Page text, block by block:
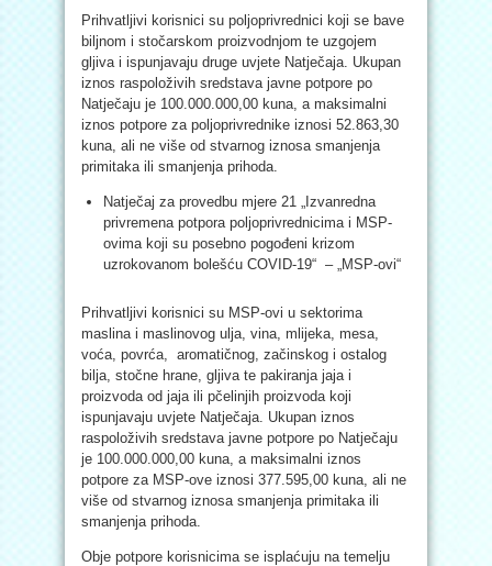
Prihvatljivi korisnici su poljoprivrednici koji se bave
biljnom i stočarskom proizvodnjom te uzgojem
gljiva i ispunjavaju druge uvjete Natječaja. Ukupan
iznos raspoloživih sredstava javne potpore po
Natječaju je 100.000.000,00 kuna, a maksimalni
iznos potpore za poljoprivrednike iznosi 52.863,30
kuna, ali ne više od stvarnog iznosa smanjenja
primitaka ili smanjenja prihoda.
Natječaj za provedbu mjere 21 „Izvanredna
privremena potpora poljoprivrednicima i MSP-
ovima koji su posebno pogođeni krizom
uzrokovanom bolešću COVID-19“ – „MSP-ovi“
Prihvatljivi korisnici su MSP-ovi u sektorima
maslina i maslinovog ulja, vina, mlijeka, mesa,
voća, povrća, aromatičnog, začinskog i ostalog
bilja, stočne hrane, gljiva te pakiranja jaja i
proizvoda od jaja ili pčelinjih proizvoda koji
ispunjavaju uvjete Natječaja. Ukupan iznos
raspoloživih sredstava javne potpore po Natječaju
je 100.000.000,00 kuna, a maksimalni iznos
potpore za MSP-ove iznosi 377.595,00 kuna, ali ne
više od stvarnog iznosa smanjenja primitaka ili
smanjenja prihoda.
Obje potpore korisnicima se isplaćuju na temelju